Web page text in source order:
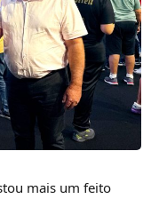
mais um feito